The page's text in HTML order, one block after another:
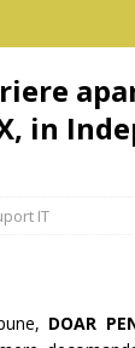
in
IT
DOAR